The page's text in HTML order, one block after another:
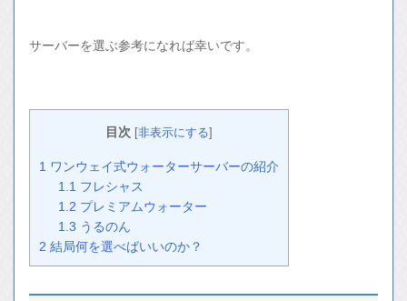
サーバーを選ぶ参考になれば幸いです。
目次 [非表示にする]
1 ワンウェイ式ウォーターサーバーの紹介
1.1 フレシャス
1.2 プレミアムウォーター
1.3 うるのん
2 結局何を選べばいいのか？